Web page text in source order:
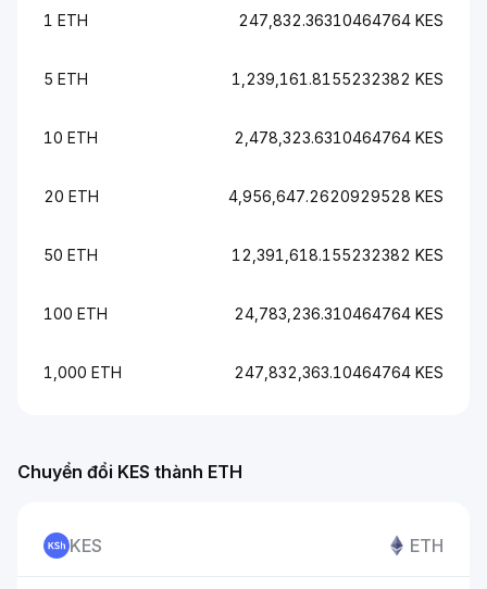
1 ETH 247,832.36310464764 KES
5 ETH 1,239,161.8155232382 KES
10 ETH 2,478,323.6310464764 KES
20 ETH 4,956,647.2620929528 KES
50 ETH 12,391,618.155232382 KES
100 ETH 24,783,236.310464764 KES
1,000 ETH 247,832,363.10464764 KES
Chuyển đổi KES thành ETH
KES ETH